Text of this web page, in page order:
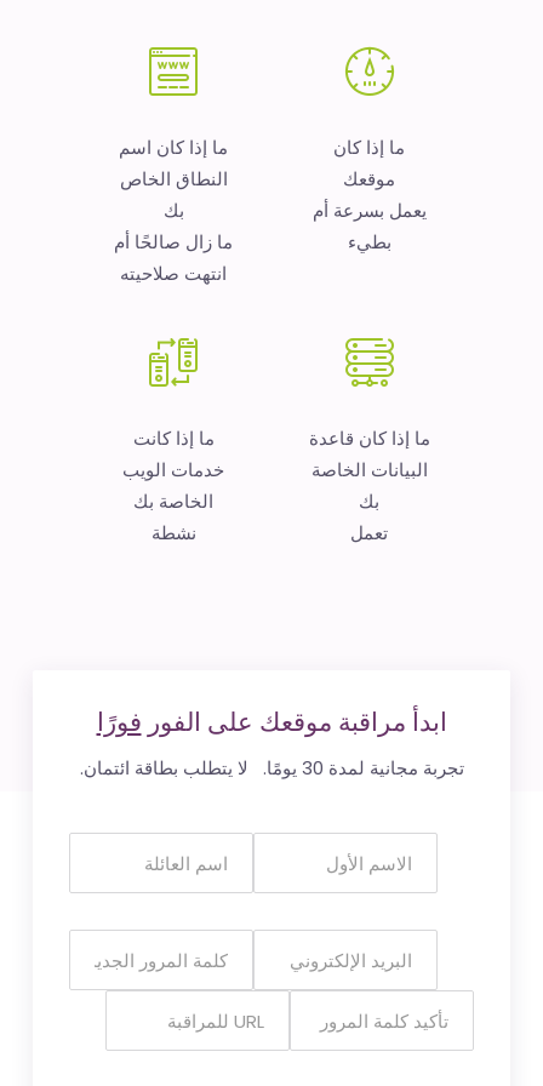
ما إذا كان
موقعك
يعمل بسرعة أم
بطيء
ما إذا كان اسم
النطاق الخاص
بك
ما زال صالحًا أم
انتهت صلاحيته
ما إذا كان قاعدة
البيانات الخاصة
بك
تعمل
ما إذا كانت
خدمات الويب
الخاصة بك
نشطة
ابدأ مراقبة موقعك على الفورفورًا
تجربة مجانية لمدة 30 يومًا. لا يتطلب بطاقة ائتمان.